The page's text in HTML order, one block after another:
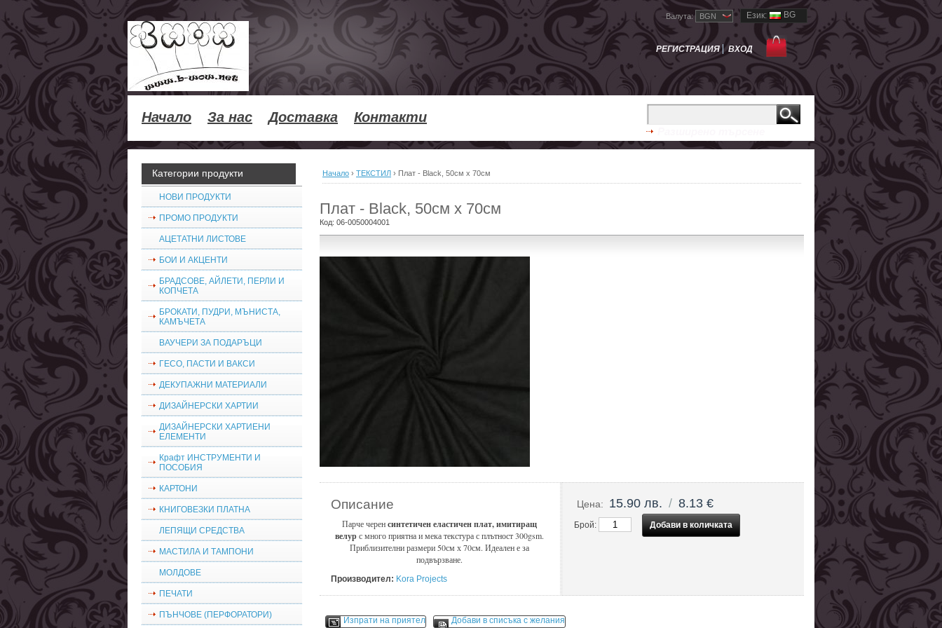
Език: BG
Валута: BGN
РЕГИСТРАЦИЯ ВХОД
Начало За нас Доставка Контакти
Категории продукти
НОВИ ПРОДУКТИ
ПРОМО ПРОДУКТИ
АЦЕТАТНИ ЛИСТОВЕ
БОИ И АКЦЕНТИ
БРАДСОВЕ, АЙЛЕТИ, ПЕРЛИ И
КОПЧЕТА
БРОКАТИ, ПУДРИ, МЪНИСТА,
КАМЪЧЕТА
ВАУЧЕРИ ЗА ПОДАРЪЦИ
ГЕСО, ПАСТИ И ВАКСИ
ДЕКУПАЖНИ МАТЕРИАЛИ
ДИЗАЙНЕРСКИ ХАРТИИ
ДИЗАЙНЕРСКИ ХАРТИЕНИ
ЕЛЕМЕНТИ
Крафт ИНСТРУМЕНТИ И
ПОСОБИЯ
КАРТОНИ
КНИГОВЕЗКИ ПЛАТНА
ЛЕПЯЩИ СРЕДСТВА
МАСТИЛА И ТАМПОНИ
МОЛДОВЕ
ПЕЧАТИ
ПЪНЧОВЕ (ПЕРФОРАТОРИ)
Начало › ТЕКСТИЛ › Плат - Black, 50см х 70см
Плат - Black, 50см х 70см
Код: 06-0050004001
Описание
Парче черенсинтетичен еластичен плат, имитиращ
велурс много приятна и мека текстура с плътност 300gsm.
Приблизителни размери 50см х 70см. Идеален е за
подвързване.
Производител: Kora Projects
Цена: 15.90 лв. / 8.13 €
Брой:
Изпрати на приятел Добави в списъка с желания